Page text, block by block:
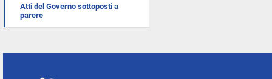
Atti del Governo sottoposti a
parere